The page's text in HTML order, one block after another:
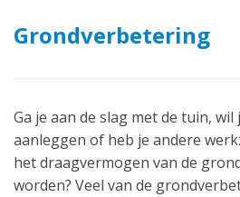
Grondverbetering
Ga je aan de slag met de tuin,
aanleggen of heb je andere
het draagvermogen van de
worden? Veel van de